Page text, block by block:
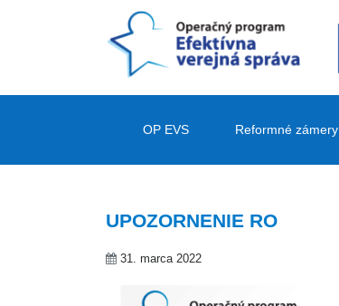
OP EVS Reformné zámery
UPOZORNENIE RO
31. marca 2022